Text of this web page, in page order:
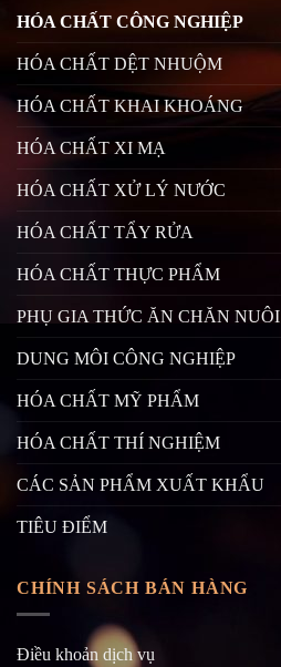
HÓA CHẤT CÔNG NGHIỆP
HÓA CHẤT DỆT NHUỘM
HÓA CHẤT KHAI KHOÁNG
HÓA CHẤT XI MẠ
HÓA CHẤT XỬ LÝ NƯỚC
HÓA CHẤT TẨY RỬA
HÓA CHẤT THỰC PHẨM
PHỤ GIA THỨC ĂN CHĂN NUÔI
DUNG MÔI CÔNG NGHIỆP
HÓA CHẤT MỸ PHẨM
HÓA CHẤT THÍ NGHIỆM
CÁC SẢN PHẨM XUẤT KHẨU
TIÊU ĐIỂM
CHÍNH SÁCH BÁN HÀNG
Điều khoản dịch vụ